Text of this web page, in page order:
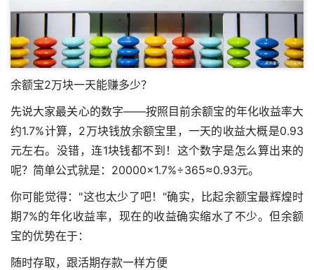
余额宝2万块一天能赚多少？
先说大家最关心的数字——按照目前余额宝的年化收益率大
约1.7%计算，2万块钱放余额宝里，一天的收益大概是0.93
元左右。没错，连1块钱都不到！这个数字是怎么算出来的
呢？简单公式就是：20000×1.7%÷365≈0.93元。
你可能觉得："这也太少了吧！"确实，比起余额宝最辉煌时
期7%的年化收益率，现在的收益确实缩水了不少。但余额
宝的优势在于：
随时存取，跟活期存款一样方便